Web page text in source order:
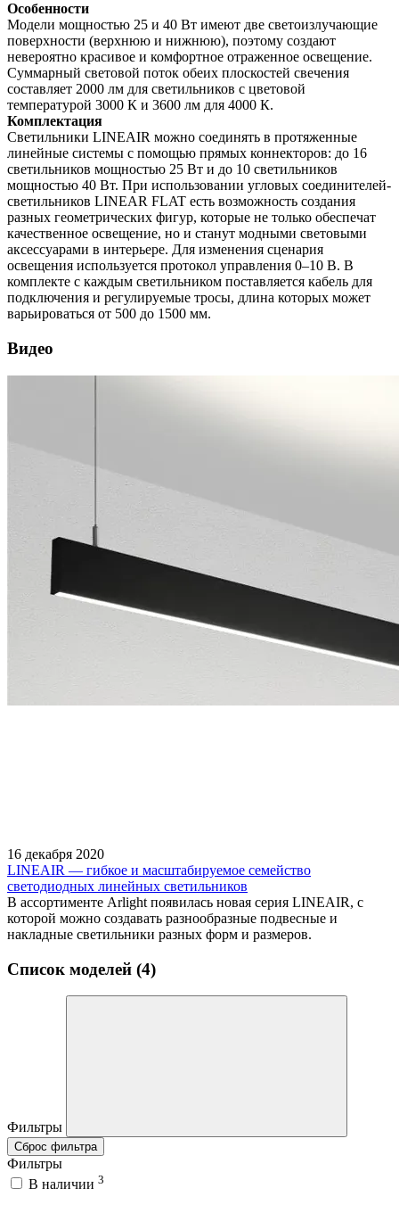
Особенности
Модели мощностью 25 и 40 Вт имеют две светоизлучающие
поверхности (верхнюю и нижнюю), поэтому создают
невероятно красивое и комфортное отраженное освещение.
Суммарный световой поток обеих плоскостей свечения
составляет 2000 лм для светильников с цветовой
температурой 3000 К и 3600 лм для 4000 К.
Комплектация
Светильники LINEAIR можно соединять в протяженные
линейные системы с помощью прямых коннекторов: до 16
светильников мощностью 25 Вт и до 10 светильников
мощностью 40 Вт. При использовании угловых соединителей-
светильников LINEAR FLAT есть возможность создания
разных геометрических фигур, которые не только обеспечат
качественное освещение, но и станут модными световыми
аксессуарами в интерьере. Для изменения сценария
освещения используется протокол управления 0–10 В. В
комплекте с каждым светильником поставляется кабель для
подключения и регулируемые тросы, длина которых может
варьироваться от 500 до 1500 мм.
Видео
16 декабря 2020
LINEAIR — гибкое и масштабируемое семейство
светодиодных линейных светильников
В ассортименте Arlight появилась новая серия LINEAIR, с
которой можно создавать разнообразные подвесные и
накладные светильники разных форм и размеров.
Список моделей (4)
Фильтры
Сброс фильтра
Фильтры
В наличии 3